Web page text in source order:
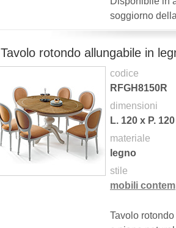
soggiorno
Tavolo rotondo allungabile in
codice
RFGH8150R
dimensioni
L. 120 x P. 120
materiale
legno
stile
mobili
Tavolo